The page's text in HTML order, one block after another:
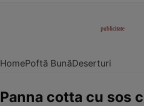
HomePoftă BunăDeserturi
Panna cotta cu sos